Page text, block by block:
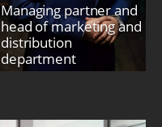
Managing partner and
head of marketing and
distribution
department